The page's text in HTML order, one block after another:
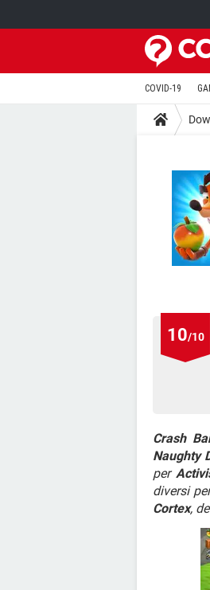
COVID-19
10/10
Crash
Naughty
per
diversi
Cortex,